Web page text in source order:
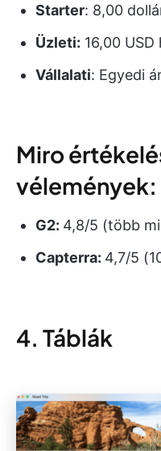
Starter: 8,00
Üzleti: 16,00
Vállalati: Egyedi
Miro
vélemények:
G2: 4,8/5 (több
Capterra: 4,7/5
4. Táblák